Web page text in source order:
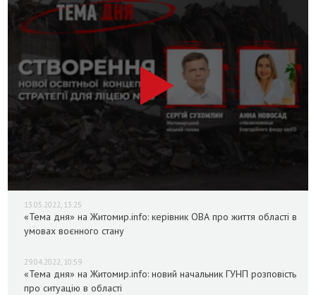
13.05.2022, 13:25
«Тема дня» на Житомир.info: керівник ОВА про життя області в
умовах воєнного стану
29.04.2022, 10:59
«Тема дня» на Житомир.info: новий начальник ГУНП розповість
про ситуацію в області